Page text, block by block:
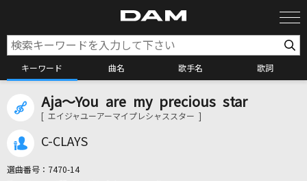
キーワード 曲名 歌手名 歌詞
カラオケ検索
Aja～You are my precious star
[ エイジャユーアーマイプレシャススター ]
C-CLAYS
選曲番号： 7470-14